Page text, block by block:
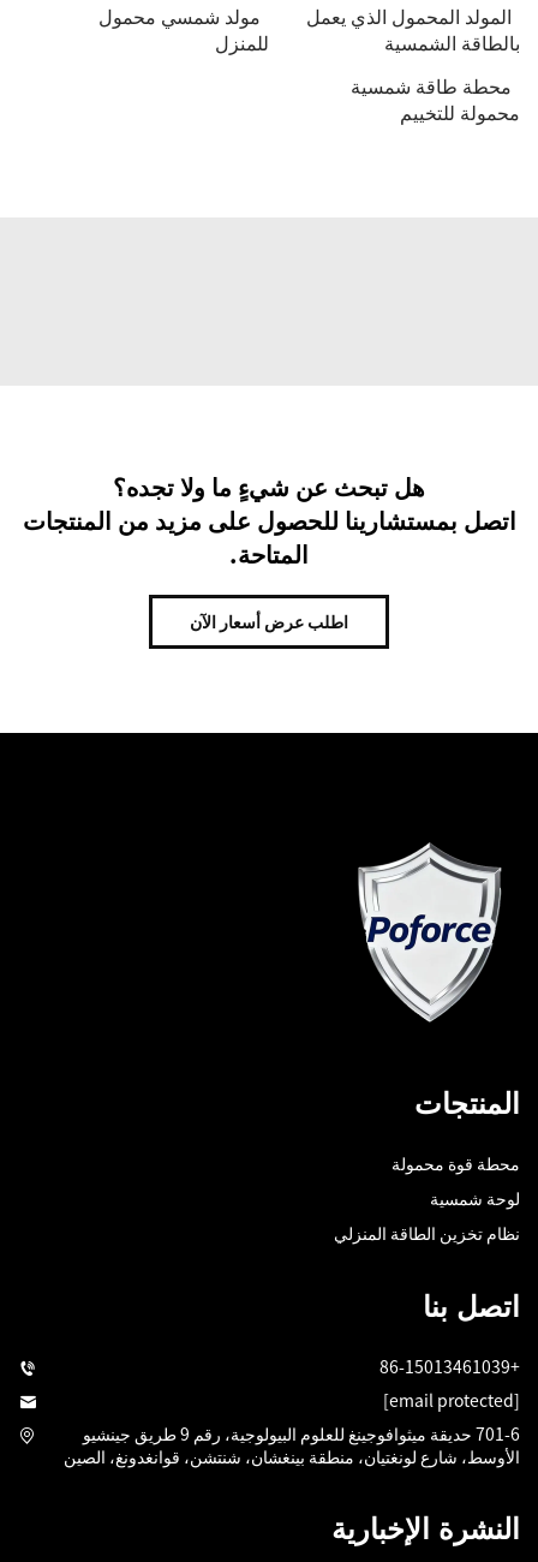
المولد المحمول الذي يعمل
بالطاقة الشمسية
مولد شمسي محمول
للمنزل
محطة طاقة شمسية
محمولة للتخييم
هل تبحث عن شيءٍ ما ولا تجده؟
اتصل بمستشارينا للحصول على مزيد من المنتجات
المتاحة.
اطلب عرض أسعار الآن
المنتجات
محطة قوة محمولة
لوحة شمسية
نظام تخزين الطاقة المنزلي
اتصل بنا
+86-15013461039
[email protected]
701-6 حديقة ميثوافوجينغ للعلوم البيولوجية، رقم 9 طريق جينشيو
الأوسط، شارع لونغتيان، منطقة بينغشان، شنتشن، قوانغدونغ، الصين
النشرة الإخبارية